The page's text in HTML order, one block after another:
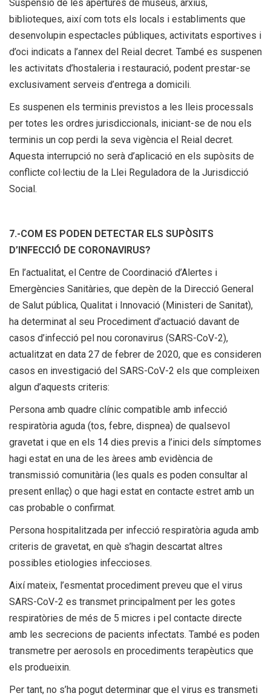
Suspensió de les apertures de museus, arxius,
biblioteques, així com tots els locals i establiments que
desenvolupin espectacles públiques, activitats esportives i
d’oci indicats a l’annex del Reial decret. També es suspenen
les activitats d’hostaleria i restauració, podent prestar-se
exclusivament serveis d’entrega a domicili.
Es suspenen els terminis previstos a les lleis processals
per totes les ordres jurisdiccionals, iniciant-se de nou els
terminis un cop perdi la seva vigència el Reial decret.
Aquesta interrupció no serà d’aplicació en els supòsits de
conflicte col·lectiu de la Llei Reguladora de la Jurisdicció
Social.
7.-COM ES PODEN DETECTAR ELS SUPÒSITS
D’INFECCIÓ DE CORONAVIRUS?
En l’actualitat, el Centre de Coordinació d’Alertes i
Emergències Sanitàries, que depèn de la Direcció General
de Salut pública, Qualitat i Innovació (Ministeri de Sanitat),
ha determinat al seu Procediment d’actuació davant de
casos d’infecció pel nou coronavirus (SARS-CoV-2),
actualitzat en data 27 de febrer de 2020, que es consideren
casos en investigació del SARS-CoV-2 els que compleixen
algun d’aquests criteris:
Persona amb quadre clínic compatible amb infecció
respiratòria aguda (tos, febre, dispnea) de qualsevol
gravetat i que en els 14 dies previs a l’inici dels símptomes
hagi estat en una de les àrees amb evidència de
transmissió comunitària (les quals es poden consultar al
present enllaç) o que hagi estat en contacte estret amb un
cas probable o confirmat.
Persona hospitalitzada per infecció respiratòria aguda amb
criteris de gravetat, en què s’hagin descartat altres
possibles etiologies infeccioses.
Així mateix, l’esmentat procediment preveu que el virus
SARS-CoV-2 es transmet principalment per les gotes
respiratòries de més de 5 micres i pel contacte directe
amb les secrecions de pacients infectats. També es poden
transmetre per aerosols en procediments terapèutics que
els produeixin.
Per tant, no s’ha pogut determinar que el virus es transmeti